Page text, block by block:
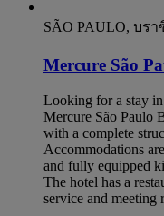
SÃO PAULO, บรา
Mercure São
Looking for a stay in
Mercure São Paulo
with a complete
Accommodations
and fully equipped
The hotel has a
service and meeting